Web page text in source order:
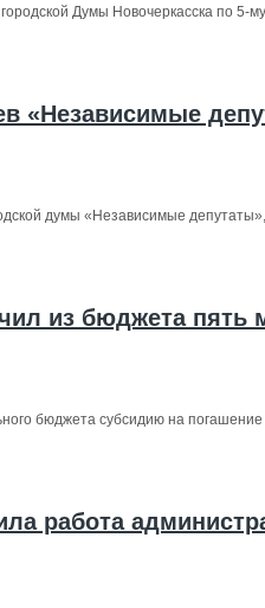
Думы Новочеркасска по 5-
«Независимые
думы «Независимые
из бюджета пять
бюджета субсидию на
работа